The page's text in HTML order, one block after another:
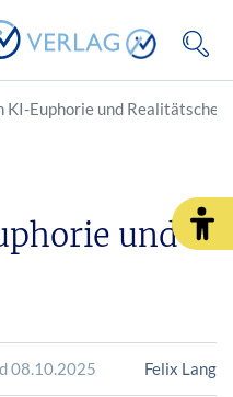
KI-Euphorie und
und
08.10.2025 Felix Lang